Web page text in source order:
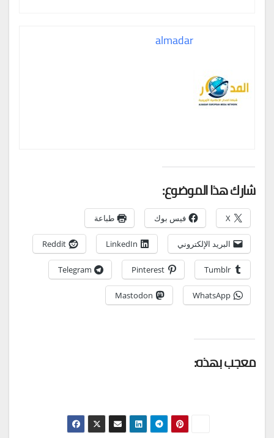
almadar
شارك هذا الموضوع:
X فيس بوك طباعة
البريد الإلكتروني LinkedIn
Reddit
Tumblr
Pinterest
Telegram
WhatsApp
Mastodon
معجب بهذه: